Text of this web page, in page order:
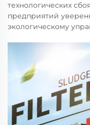
технологических
предприятий
экологическому